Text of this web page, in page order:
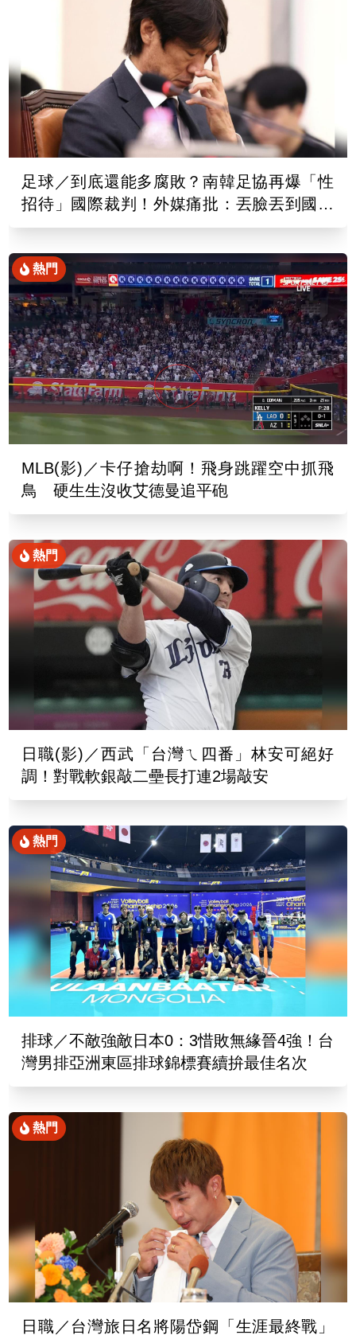
足球／到底還能多腐敗？南韓足協再爆「性
招待」國際裁判！外媒痛批：丟臉丟到國外
去
熱門
MLB(影)／卡仔搶劫啊！飛身跳躍空中抓飛
鳥 硬生生沒收艾德曼追平砲
熱門
日職(影)／西武「台灣ㄟ四番」林安可絕好
調！對戰軟銀敲二壘長打連2場敲安
熱門
排球／不敵強敵日本0：3惜敗無緣晉4強！台
灣男排亞洲東區排球錦標賽續拚最佳名次
熱門
日職／台灣旅日名將陽岱鋼「生涯最終戰」